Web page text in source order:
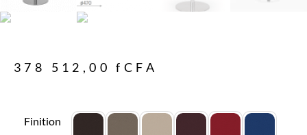
378 512,00fCFA
Finition